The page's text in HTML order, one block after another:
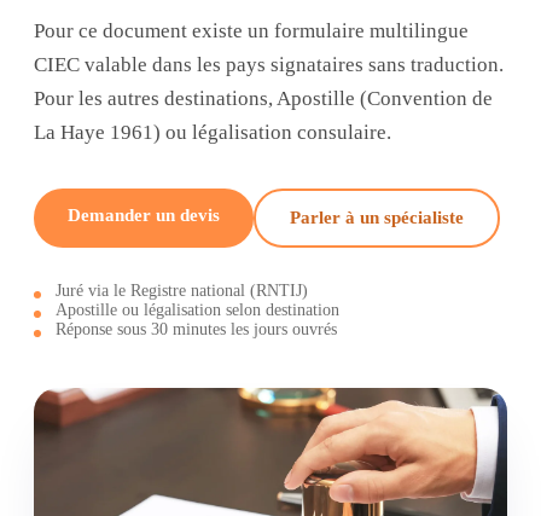
Pour ce document existe un formulaire multilingue
CIEC valable dans les pays signataires sans traduction.
Pour les autres destinations, Apostille (Convention de
La Haye 1961) ou légalisation consulaire.
Demander un devis Parler à un spécialiste
Juré via le Registre national (RNTIJ)
Apostille ou légalisation selon destination
Réponse sous 30 minutes les jours ouvrés